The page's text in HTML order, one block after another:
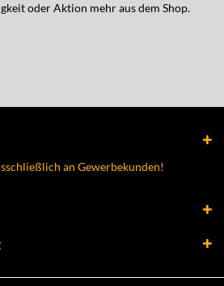
oder Aktion mehr aus dem Shop.
an Gewerbekunden!